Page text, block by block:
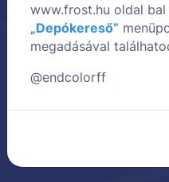
www.frost.hu oldal
„Depókereső”
megadásával
@endcolorff
Tájékoztatójában
mail címre Family
kedvezményeket
Hozzájárulás
Hozzájárulok, hogy
kedvezményeket
számomra.